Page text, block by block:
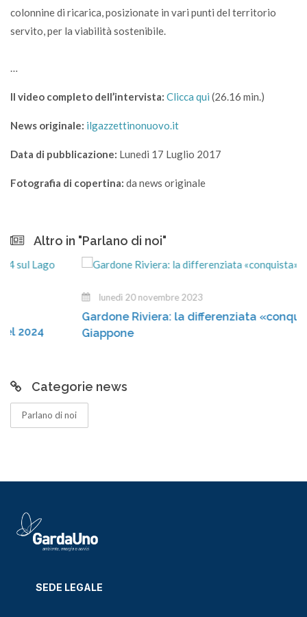
colonnine di ricarica, posizionate in vari punti del territorio
servito, per la viabilità sostenibile.
…
Il video completo dell’intervista: Clicca qui (26.16 min.)
News originale: ilgazzettinonuovo.it
Data di pubblicazione: Lunedi 17 Luglio 2017
Fotografia di copertina: da news originale
Altro in "Parlano di noi"
lunedì 20 novembre 2023
Gardone Riviera: la differenziata «conquista» il
Giappone
Categorie news
Parlano di noi
SEDE LEGALE